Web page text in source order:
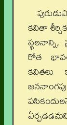
కవితా
రోత